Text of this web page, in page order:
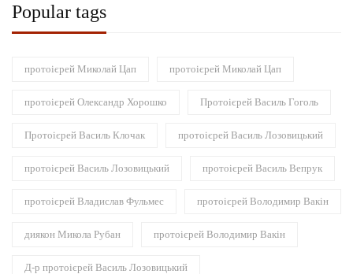
Popular tags
протоієрей Миколай Цап протоієрей Миколай Цап
протоієрей Олександр Хорошко Протоієрей Василь Гоголь
Протоієрей Василь Клочак протоієрей Василь Лозовицький
протоієрей Василь Лозовицький протоієрей Василь Вепрук
протоієрей Владислав Фульмес протоієрей Володимир Вакін
диякон Микола Рубан протоієрей Володимир Вакін
Д-р протоієрей Василь Лозовицький